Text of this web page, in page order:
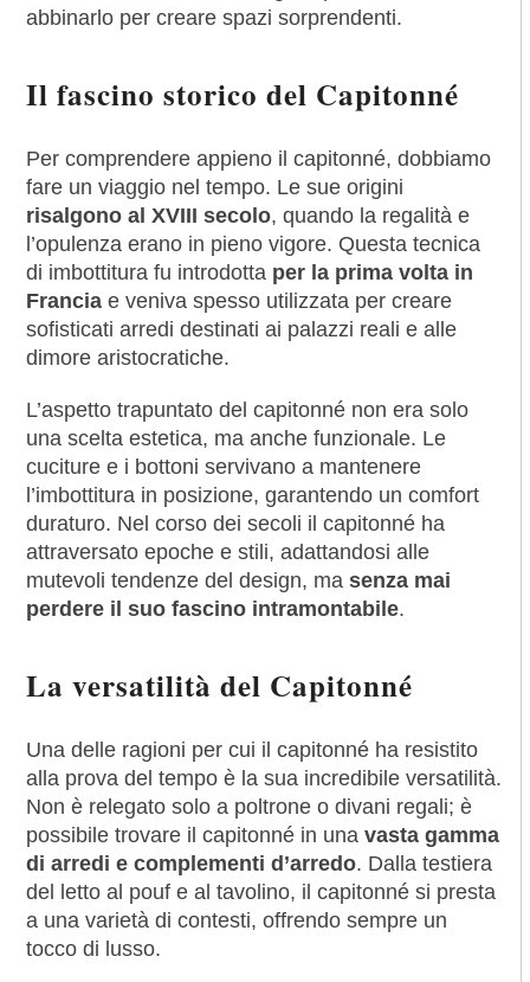
abbinarlo per creare spazi sorprendenti.
Il fascino storico del Capitonné
Per comprendere appieno il capitonné, dobbiamo
fare un viaggio nel tempo. Le sue origini
risalgono al XVIII secolo, quando la regalità e
l’opulenza erano in pieno vigore. Questa tecnica
di imbottitura fu introdotta per la prima volta in
Franciae veniva spesso utilizzata per creare
sofisticati arredi destinati ai palazzi reali e alle
dimore aristocratiche.
L’aspetto trapuntato del capitonné non era solo
una scelta estetica, ma anche funzionale. Le
cuciture e i bottoni servivano a mantenere
l’imbottitura in posizione, garantendo un comfort
duraturo. Nel corso dei secoli il capitonné ha
attraversato epoche e stili, adattandosi alle
mutevoli tendenze del design, masenza mai
perdere il suo fascino intramontabile.
La versatilità del Capitonné
Una delle ragioni per cui il capitonné ha resistito
alla prova del tempo è la sua incredibile versatilità.
Non è relegato solo a poltrone o divani regali; è
possibile trovare il capitonné in unavasta gamma
di arredi e complementi d’arredo. Dalla testiera
del letto al pouf e al tavolino, il capitonné si presta
a una varietà di contesti, offrendo sempre un
tocco di lusso.